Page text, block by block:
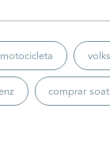
motocicleta
comprar soat